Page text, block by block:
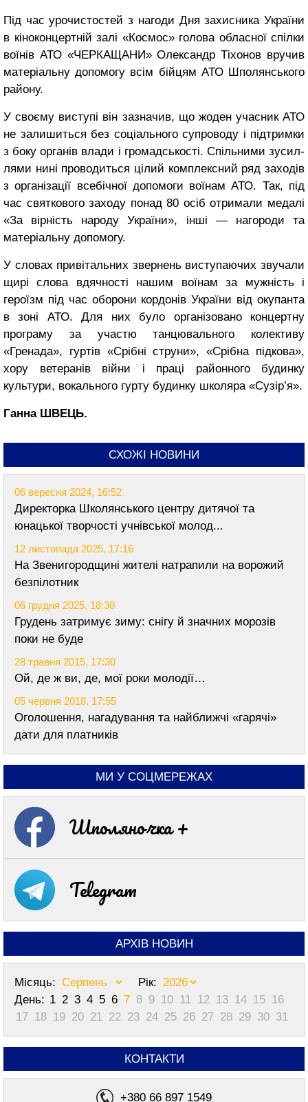
Під час урочистостей з нагоди Дня захисника України
в кіноконцертній залі «Космос» голова обласної спілки
воїнів АТО «ЧЕРКА­ЩАНИ» Олександр Тіхонов вручив
матеріальну допомогу всім бійцям АТО Шполянського
району.
У своєму виступі він зазначив, що жоден учасник АТО
не зали­шиться без соціального супроводу і підтримки
з боку органів влади і громадськості. Спільними зусил­
лями нині проводиться цілий ком­плексний ряд заходів
з організації всебічної допомоги воїнам АТО. Так, під
час святкового заходу понад 80 осіб отримали медалі
«За вірність народу України», інші — нагороди та
матеріальну допомогу.
У словах привітальних звернень виступаючих звучали
щирі слова вдячності нашим воїнам за мужність і
героїзм під час оборони кордонів України від окупанта
в зоні АТО. Для них було організовано концертну
програму за участю танцювального колективу
«Гренада», гуртів «Срібні струни», «Срібна підкова»,
хору ветеранів війни і праці районного будинку
культури, вокального гурту будинку школяра «Сузір’я».
Ганна ШВЕЦЬ.
СХОЖІ НОВИНИ
06 вересня 2024, 16:52
Директорка Школянського центру дитячої та
юнацької творчості учнівської молод...
12 листопада 2025, 17:16
На Звенигородщині жителі натрапили на ворожий
безпілотник
06 грудня 2025, 18:30
Грудень затримує зиму: снігу й значних морозів
поки не буде
28 травня 2015, 17:30
Ой, де ж ви, де, мої роки молодії…
05 червня 2018, 17:55
Оголошення, нагадування та найближчі «гарячі»
дати для платників
МИ У СОЦМЕРЕЖАХ
Шполяночка +
Telegram
АРХІВ НОВИН
Місяць:
Рік:
День: 1 2 3 4 5 6 7 8 9 10 11 12 13 14 15 16
17 18 19 20 21 22 23 24 25 26 27 28 29 30 31
КОНТАКТИ
+380 66 897 1549